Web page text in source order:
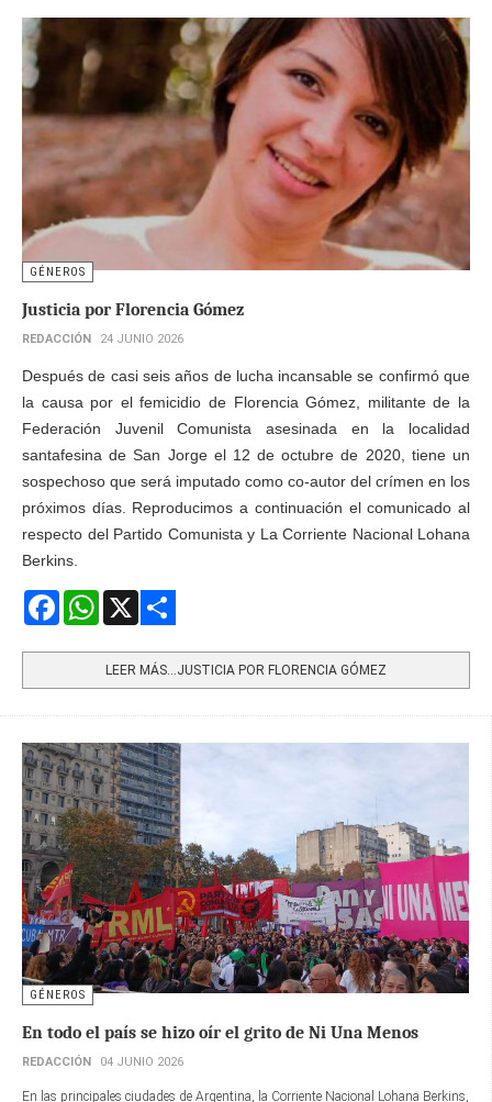
GÉNEROS
Justicia por Florencia Gómez
REDACCIÓN 24 JUNIO 2026
Después de casi seis años de lucha incansable se confirmó que
la causa por el femicidio de Florencia Gómez, militante de la
Federación Juvenil Comunista asesinada en la localidad
santafesina de San Jorge el 12 de octubre de 2020, tiene un
sospechoso que será imputado como co-autor del crímen en los
próximos días. Reproducimos a continuación el comunicado al
respecto del Partido Comunista y La Corriente Nacional Lohana
Berkins.
FacebookWhatsApp
LEER MÁS…JUSTICIA POR FLORENCIA GÓMEZ
GÉNEROS
En todo el país se hizo oír el grito de Ni Una Menos
REDACCIÓN 04 JUNIO 2026
En las principales ciudades de Argentina, la Corriente Nacional Lohana Berkins,